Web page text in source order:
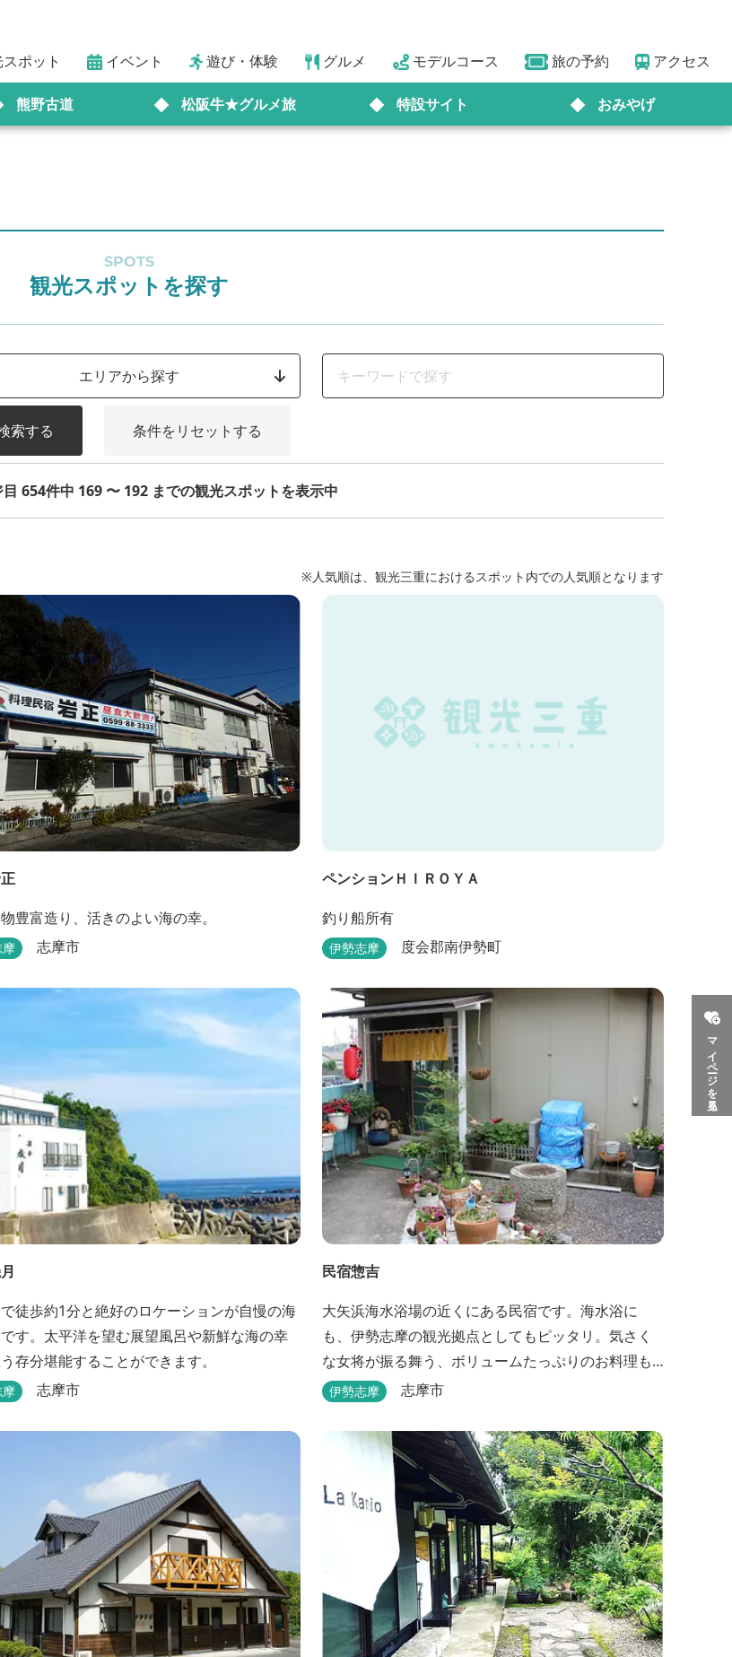
ポット イベント 遊び・体験 グルメ モデルコース 旅の予約 アクセス
熊野古道 松阪牛★グルメ旅 特設サイト おみやげ
マイページを見る
SPOTS
観光スポットを探す
エリアから探す
索する 条件をリセットする
654件中 169 〜 192 までの観光スポットを表示中
※人気順は、観光三重におけるスポット内での人気順となります
豊富造り、活きのよい海の幸。
志摩市
ペンションＨＩＲＯＹＡ
釣り船所有
伊勢志摩 度会郡南伊勢町
徒歩約1分と絶好のロケーションが自慢の海
す。太平洋を望む展望風呂や新鮮な海の幸
存分堪能することができます。
志摩市
民宿惣吉
大矢浜海水浴場の近くにある民宿です。海水浴に
も、伊勢志摩の観光拠点としてもピッタリ。気さく
な女将が振る舞う、ボリュームたっぷりのお料理も
楽しめます。
伊勢志摩 志摩市